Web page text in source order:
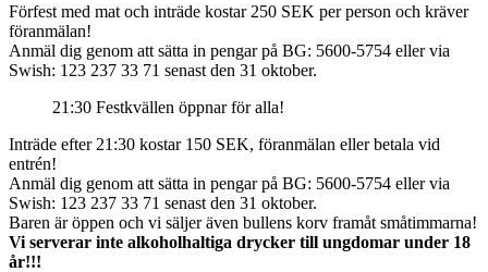
Förfest med mat och inträde kostar 250 SEK per person och kräver
föranmälan!
Anmäl dig genom att sätta in pengar på BG: 5600-5754 eller via
Swish: 123 237 33 71 senast den 31 oktober.
21:30 Festkvällen öppnar för alla!
Inträde efter 21:30 kostar 150 SEK, föranmälan eller betala vid
entrén!
Anmäl dig genom att sätta in pengar på BG: 5600-5754 eller via
Swish: 123 237 33 71 senast den 31 oktober.
Baren är öppen och vi säljer även bullens korv framåt småtimmarna!
Vi serverar inte alkoholhaltiga drycker till ungdomar under 18
år!!!